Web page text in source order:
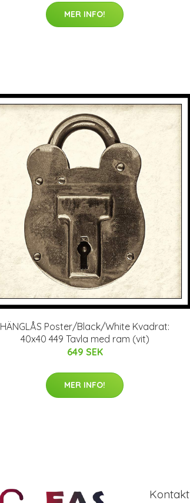
MER INFO!
HÄNGLÅS Poster/Black/White Kvadrat:
40x40 449 Tavla med ram (vit)
649 SEK
MER INFO!
Kontakt